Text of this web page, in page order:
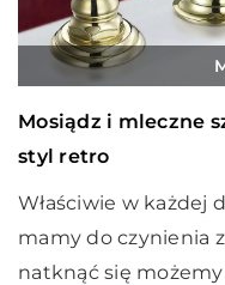
Mosiądz i mleczne
styl retro
Właściwie w każdej
mamy do czynienia
natknąć się